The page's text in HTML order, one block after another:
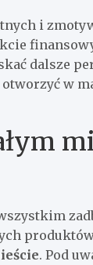
i
dalsze
w
. Pod